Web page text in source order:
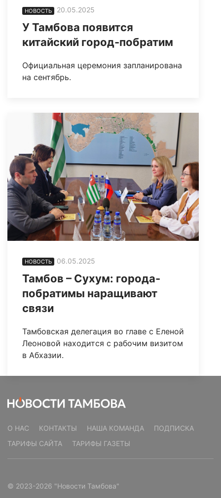
НОВОСТЬ 20.05.2025
У Тамбова появится
китайский город-побратим
Официальная церемония запланирована
на сентябрь.
НОВОСТЬ 06.05.2025
Тамбов – Сухум: города-
побратимы наращивают
связи
Тамбовская делегация во главе с Еленой
Леоновой находится с рабочим визитом
в Абхазии.
О НАС КОНТАКТЫ НАША КОМАНДА
ПОДПИСКА
ТАРИФЫ САЙТА
ТАРИФЫ ГАЗЕТЫ
© 2023-2026 "Новости Тамбова"